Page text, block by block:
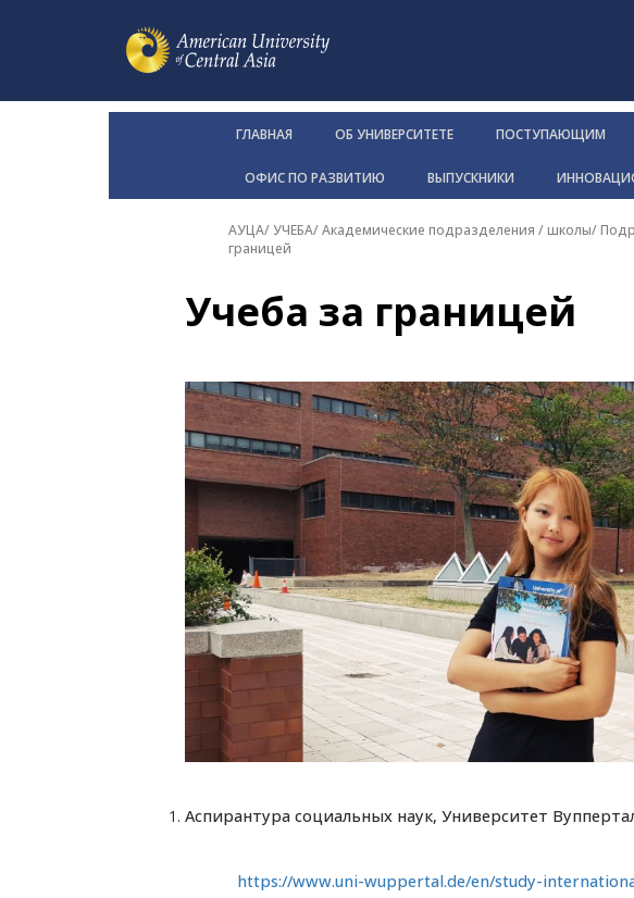
ГЛАВНАЯ ОБ УНИВЕРСИТЕТЕ ПОСТУПАЮЩИМ
ОФИС ПО РАЗВИТИЮ ВЫПУСКНИКИ
АУЦА/ УЧЕБА/Академические подразделения / школы/
границей
Учеба за границей
Аспирантура социальных наук, Университет
https://www.uni-wuppertal.de/en/study-